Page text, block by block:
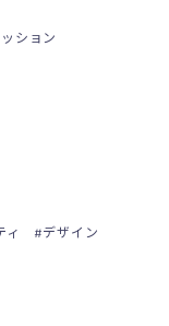
ション
ィ
デザイン